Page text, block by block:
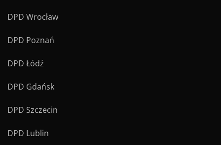
DPD Wrocław
DPD Poznań
DPD Łódź
DPD Gdańsk
DPD Szczecin
DPD Lublin